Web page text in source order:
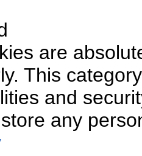
are
This
and
any